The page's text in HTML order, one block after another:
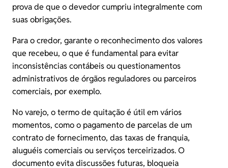
prova de que o devedor cumpriu integralmente com
suas obrigações.
Para o credor, garante o reconhecimento dos valores
que recebeu, o que é fundamental para evitar
inconsistências contábeis ou questionamentos
administrativos de órgãos reguladores ou parceiros
comerciais, por exemplo.
No varejo, o termo de quitação é útil em vários
momentos, como o pagamento de parcelas de um
contrato de fornecimento, das taxas de franquia,
aluguéis comerciais ou serviços terceirizados. O
documento evita discussões futuras, bloqueia